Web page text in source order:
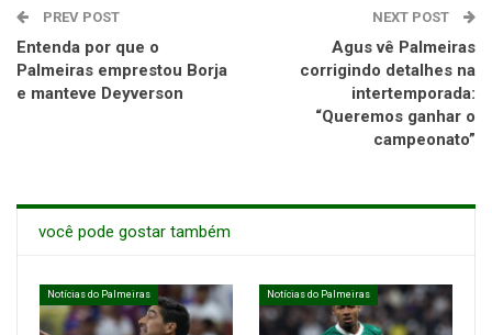
PREV POST
Entenda por que o
Palmeiras emprestou Borja
e manteve Deyverson
NEXT POST
Agus vê Palmeiras
corrigindo detalhes na
intertemporada:
“Queremos ganhar o
campeonato”
você pode gostar também
Notícias do Palmeiras Notícias do Palmeiras